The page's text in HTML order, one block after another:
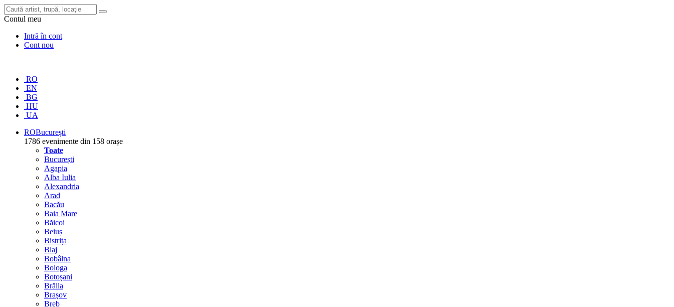
Contul meu
Intră în cont
Cont nou
RO
EN
BG
HU
UA
ROBucurești
1786 evenimente din 158 orașe
Toate
București
Agapia
Alba Iulia
Alexandria
Arad
Bacău
Baia Mare
Băicoi
Beiuș
Bistrița
Blaj
Bobâlna
Bologa
Botoșani
Brăila
Brașov
Breb